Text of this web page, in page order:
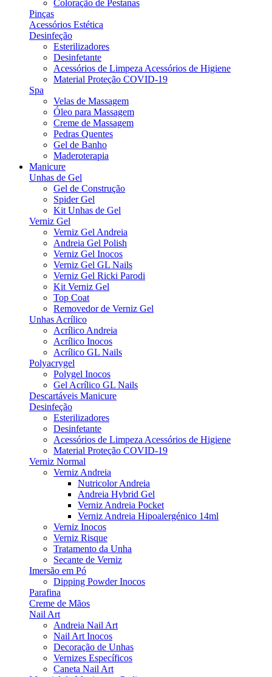
Coloração de Pestanas
Pinças
Acessórios Estética
Desinfeção
Esterilizadores
Desinfetante
Acessórios de Limpeza Acessórios de Higiene
Material Proteção COVID-19
Spa
Velas de Massagem
Óleo para Massagem
Creme de Massagem
Pedras Quentes
Gel de Banho
Maderoterapia
Manicure
Unhas de Gel
Gel de Construção
Spider Gel
Kit Unhas de Gel
Verniz Gel
Verniz Gel Andreia
Andreia Gel Polish
Verniz Gel Inocos
Verniz Gel GL Nails
Verniz Gel Ricki Parodi
Kit Verniz Gel
Top Coat
Removedor de Verniz Gel
Unhas Acrílico
Acrílico Andreia
Acrílico Inocos
Acrílico GL Nails
Polyacrygel
Polygel Inocos
Gel Acrílico GL Nails
Descartáveis Manicure
Desinfeção
Esterilizadores
Desinfetante
Acessórios de Limpeza Acessórios de Higiene
Material Proteção COVID-19
Verniz Normal
Verniz Andreia
Nutricolor Andreia
Andreia Hybrid Gel
Verniz Andreia Pocket
Verniz Andreia Hipoalergénico 14ml
Verniz Inocos
Verniz Risque
Tratamento da Unha
Secante de Verniz
Imersão em Pó
Dipping Powder Inocos
Parafina
Creme de Mãos
Nail Art
Andreia Nail Art
Nail Art Inocos
Decoração de Unhas
Vernizes Específicos
Caneta Nail Art